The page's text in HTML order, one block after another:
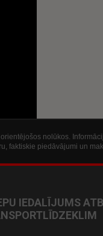
nolūkos.
faktiskie piedāvājumi un
IEDALĪJUMS